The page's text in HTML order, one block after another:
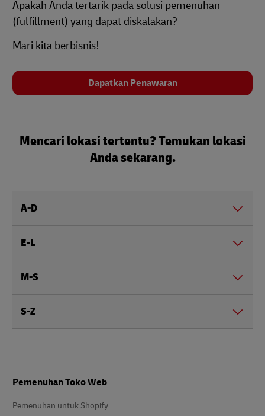
Apakah Anda tertarik pada solusi pemenuhan
(fulfillment) yang dapat diskalakan?
Mari kita berbisnis!
Dapatkan Penawaran
Mencari lokasi tertentu? Temukan lokasi
Anda sekarang.
A-D
E-L
M-S
S-Z
Pemenuhan Toko Web
Pemenuhan untuk Shopify